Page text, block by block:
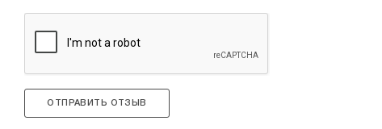
ОТПРАВИТЬ ОТЗЫВ